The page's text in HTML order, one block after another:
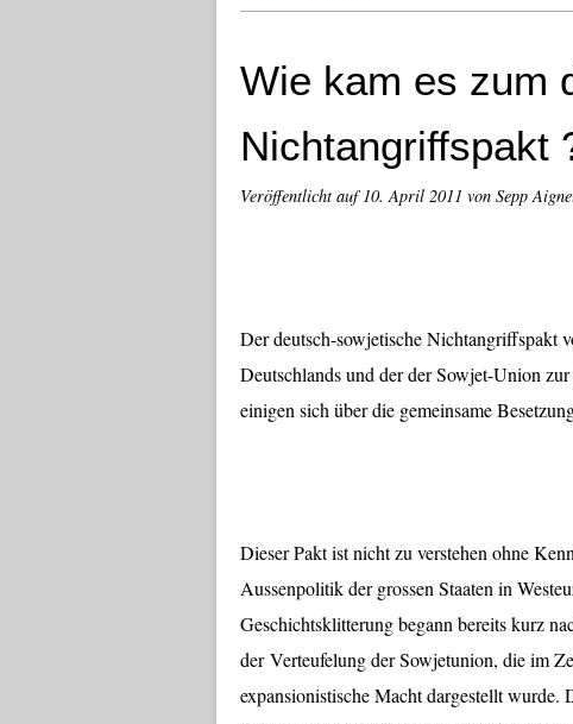
Wie kam es zum
Nichtangriffspakt
Veröffentlicht auf10. April 2011 von Sepp
Der deutsch-sowjetische Nichtangriffspakt
Deutschlands und der der Sowjet-Union
einigen sich über die gemeinsame
Dieser Pakt ist nicht zu verstehen ohne
Aussenpolitik der grossen Staaten in
Geschichtsklitterung begann bereits kurz
der Verteufelung der Sowjetunion, die im
expansionistische Macht dargestellt